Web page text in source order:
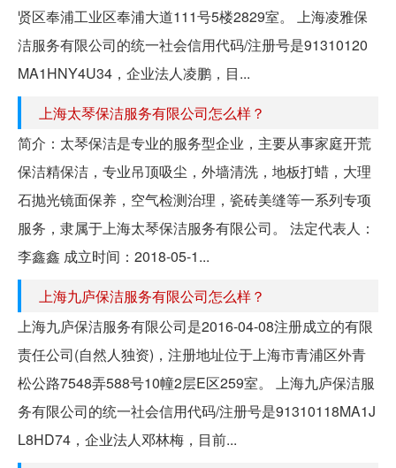
贤区奉浦工业区奉浦大道111号5楼2829室。 上海凌雅保
洁服务有限公司的统一社会信用代码/注册号是91310120
MA1HNY4U34，企业法人凌鹏，目...
上海太琴保洁服务有限公司怎么样？
简介：太琴保洁是专业的服务型企业，主要从事家庭开荒
保洁精保洁，专业吊顶吸尘，外墙清洗，地板打蜡，大理
石抛光镜面保养，空气检测治理，瓷砖美缝等一系列专项
服务，隶属于上海太琴保洁服务有限公司。 法定代表人：
李鑫鑫 成立时间：2018-05-1...
上海九庐保洁服务有限公司怎么样？
上海九庐保洁服务有限公司是2016-04-08注册成立的有限
责任公司(自然人独资)，注册地址位于上海市青浦区外青
松公路7548弄588号10幢2层E区259室。 上海九庐保洁服
务有限公司的统一社会信用代码/注册号是91310118MA1J
L8HD74，企业法人邓林梅，目前...